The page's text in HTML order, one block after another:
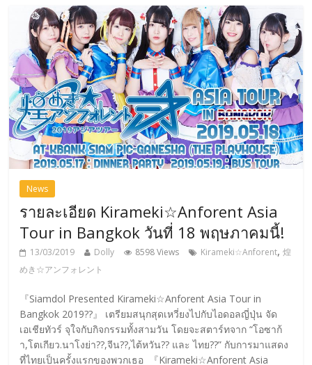
News
รายละเอียด Kirameki☆Anforent Asia
Tour in Bangkok วันที่ 18 พฤษภาคมนี้!
13/03/2019 Dolly 8598 Views Kirameki☆Anforent,煌
めき☆アンフォレント
『Siamdol Presented Kirameki☆Anforent Asia Tour in
Bangkok 2019??』 เตรียมสนุกสุดเหวี่ยงไปกับไอดอลญี่ปุ่น จัด
เอเชียทัวร์ จุใจกับกิจกรรมทั้งสามวัน โดยจะสตาร์ทจาก “โอซาก้
า,โตเกียว.นาโงย่า??,จีน??,ไต้หวัน?? และ ไทย??” กับการมาแสดง
ที่ไทยเป็นครั้งแรกของพวกเธอ 『Kirameki☆Anforent Asia